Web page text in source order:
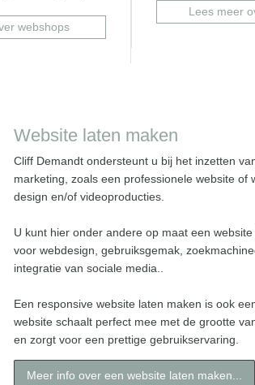
webshops
Lees meer
Website laten maken
Cliff Demandt ondersteunt u bij het inzetten
marketing, zoals een professionele website of
design en/of videoproducties.
U kunt hier onder andere op maat een
voor webdesign, gebruiksgemak,
integratie van sociale media..
Een responsive website laten maken is ook
website schaalt perfect mee met de grootte
en zorgt voor een prettige gebruikservaring.
Meer info over een website laten maken...